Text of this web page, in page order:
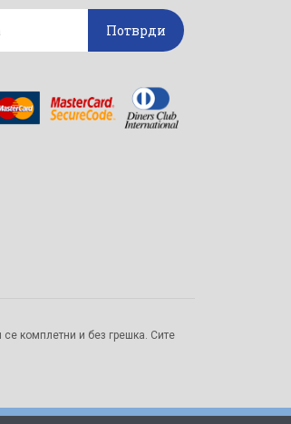
Потврди
комплетни и без грешка. Сите